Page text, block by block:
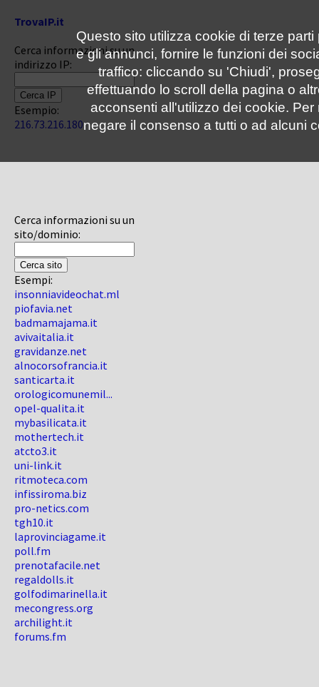
TrovaIP.it
Cerca informazioni su un
indirizzo IP:
Esempio:
216.73.216.180
Cerca informazioni su un
sito/dominio:
Esempi:
insonniavideochat.ml
piofavia.net
badmamajama.it
avivaitalia.it
gravidanze.net
alnocorsofrancia.it
santicarta.it
orologicomunemil...
opel-qualita.it
mybasilicata.it
mothertech.it
atcto3.it
uni-link.it
ritmoteca.com
infissiroma.biz
pro-netics.com
tgh10.it
laprovinciagame.it
poll.fm
prenotafacile.net
regaldolls.it
golfodimarinella.it
mecongress.org
archilight.it
forums.fm
Questo sito utilizza cookie di terze
e gli annunci, fornire le funzioni dei
traffico: cliccando su 'Chiudi',
effettuando lo scroll della pagina o
acconsenti all'utilizzo dei cookie.
negare il consenso a tutti o ad alcuni